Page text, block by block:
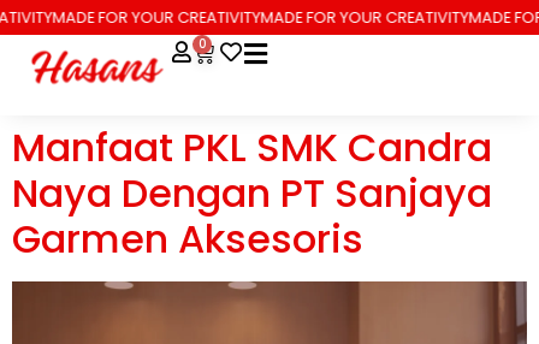
MADE FOR YOUR CREATIVITYMADE FOR YOUR CREATIVITYMADE
0
Manfaat PKL SMK Candra
Naya Dengan PT Sanjaya
Garmen Aksesoris